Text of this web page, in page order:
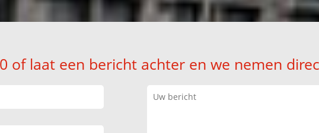
of laat een bericht achter en we nemen